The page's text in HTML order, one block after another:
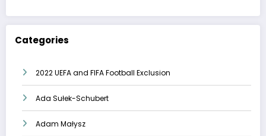
Categories
2022 UEFA and FIFA Football Exclusion
Ada Sułek-Schubert
Adam Małysz